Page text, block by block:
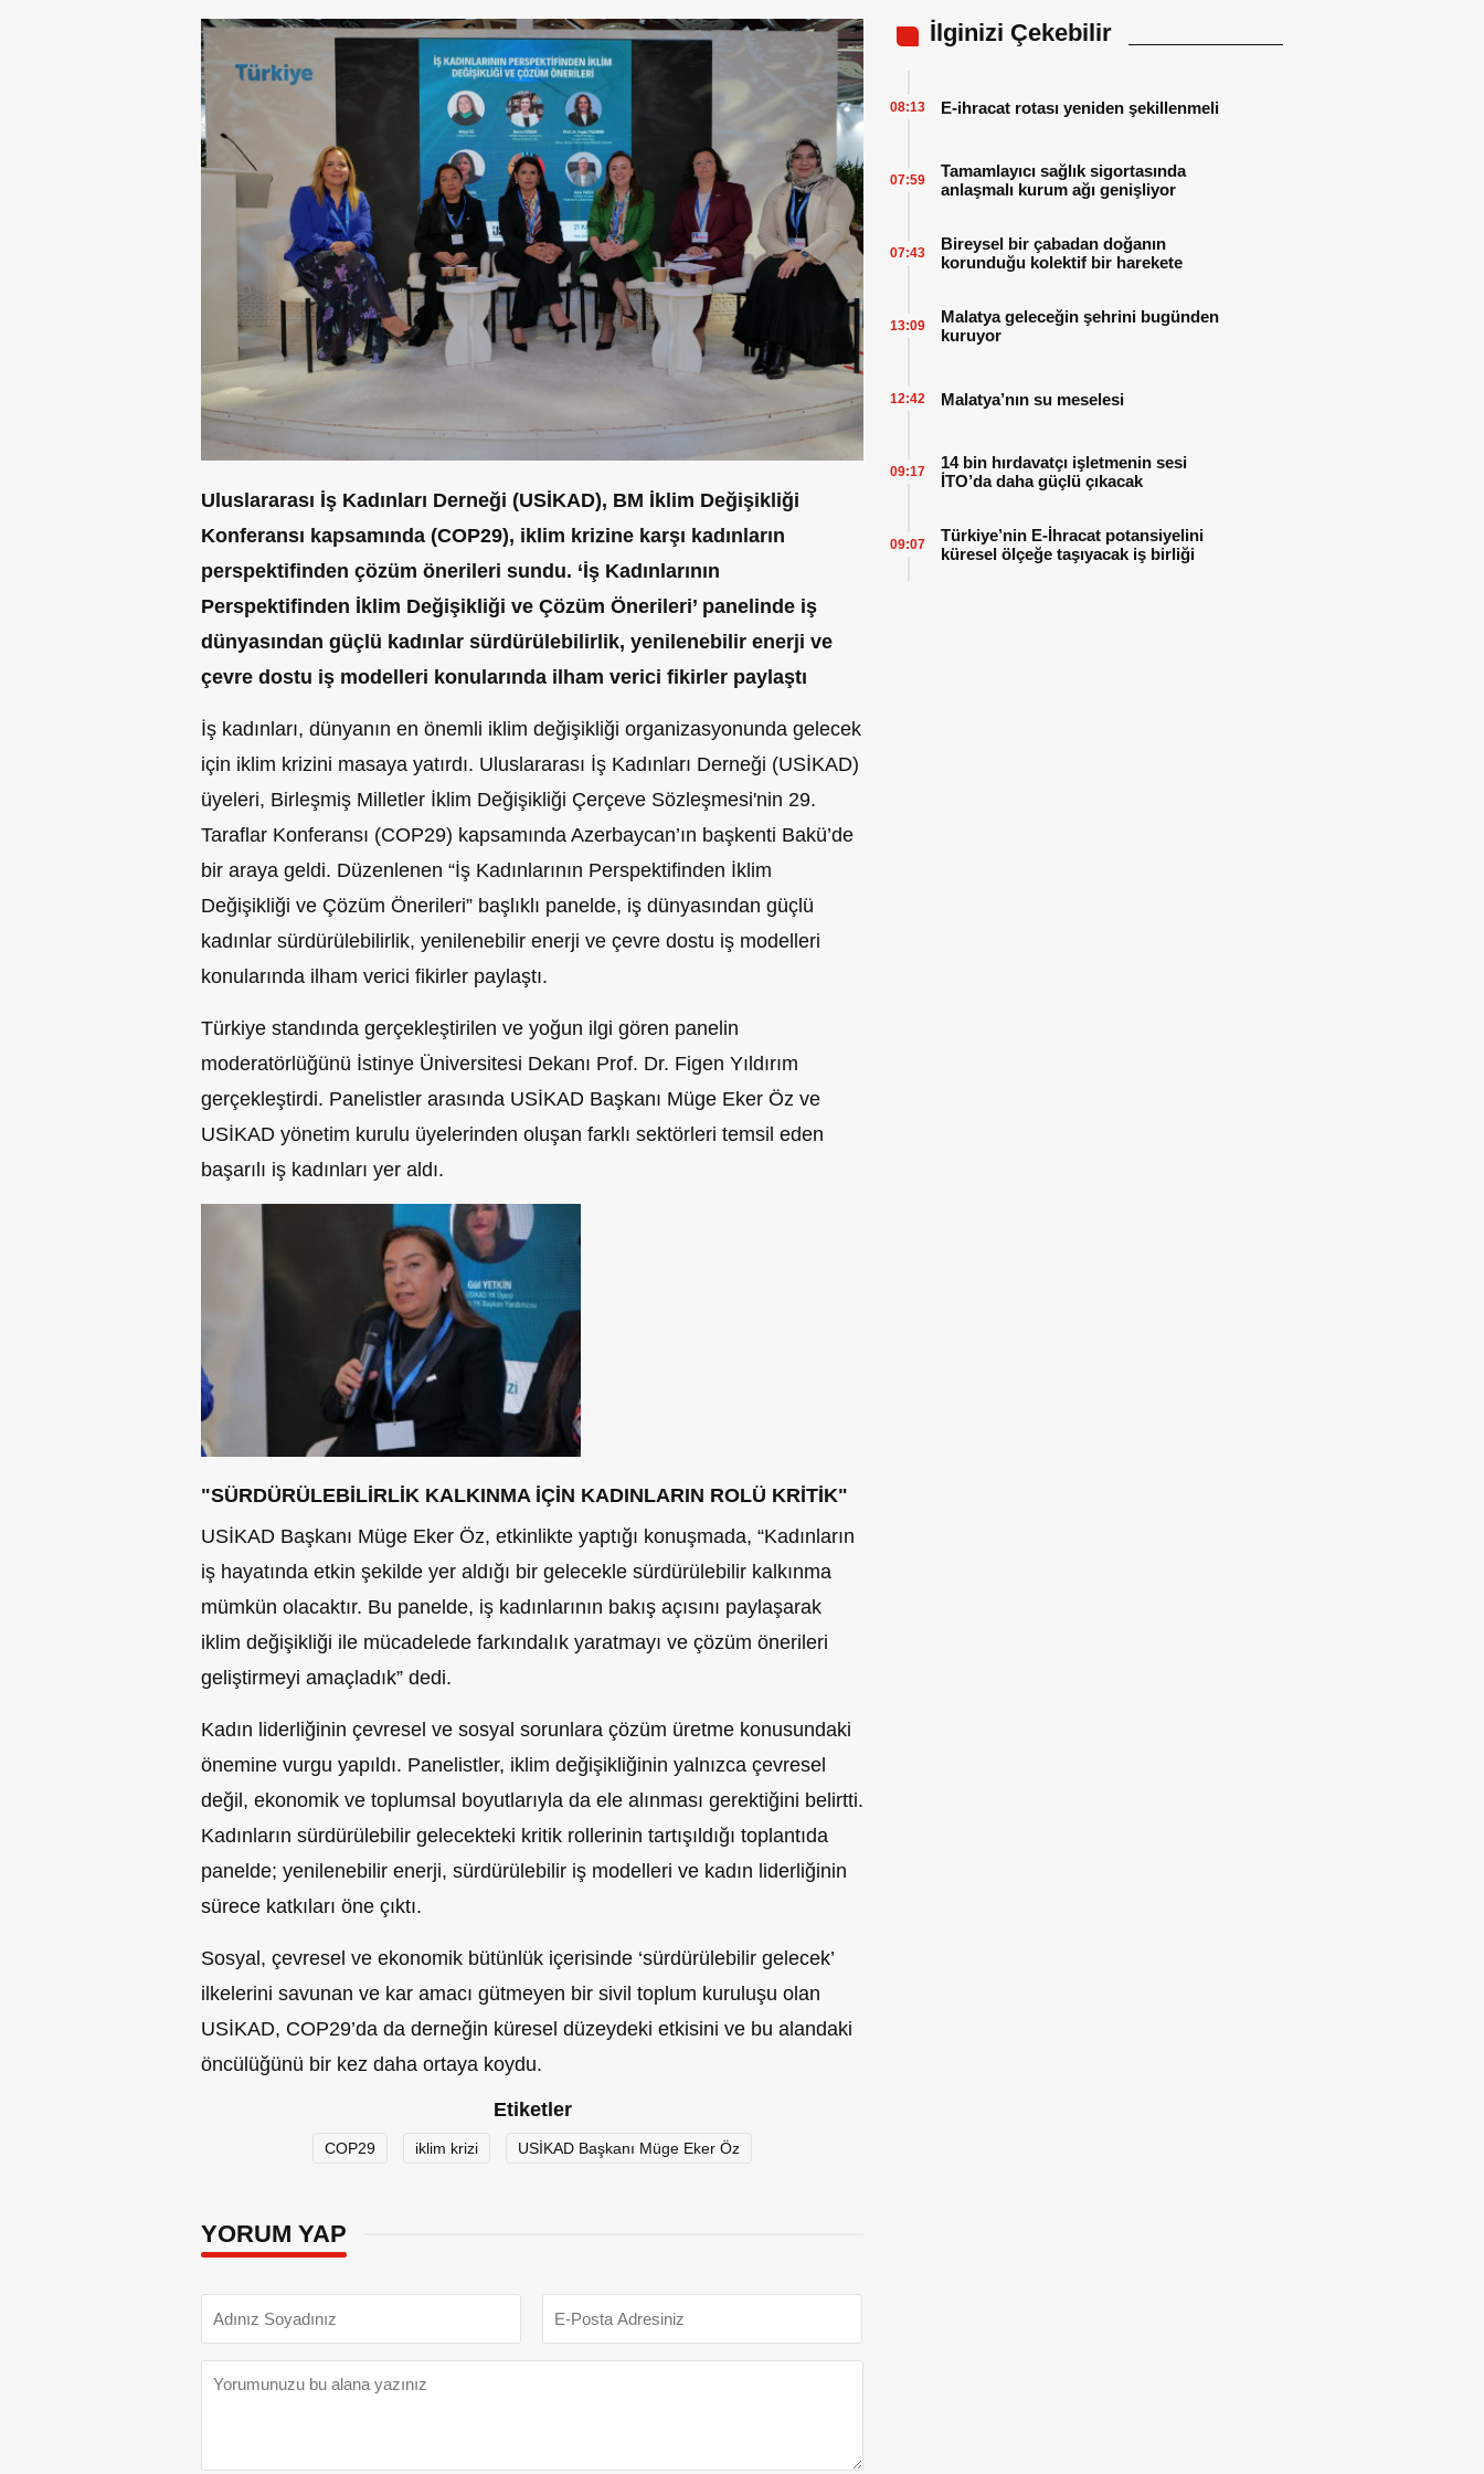
Uluslararası İş Kadınları Derneği (USİKAD), BM İklim Değişikliği
Konferansı kapsamında (COP29), iklim krizine karşı kadınların
perspektifinden çözüm önerileri sundu. ‘İş Kadınlarının
Perspektifinden İklim Değişikliği ve Çözüm Önerileri’ panelinde iş
dünyasından güçlü kadınlar sürdürülebilirlik, yenilenebilir enerji ve
çevre dostu iş modelleri konularında ilham verici fikirler paylaştı
İş kadınları, dünyanın en önemli iklim değişikliği organizasyonunda gelecek
için iklim krizini masaya yatırdı. Uluslararası İş Kadınları Derneği (USİKAD)
üyeleri, Birleşmiş Milletler İklim Değişikliği Çerçeve Sözleşmesi'nin 29.
Taraflar Konferansı (COP29) kapsamında Azerbaycan’ın başkenti Bakü’de
bir araya geldi. Düzenlenen “İş Kadınlarının Perspektifinden İklim
Değişikliği ve Çözüm Önerileri” başlıklı panelde, iş dünyasından güçlü
kadınlar sürdürülebilirlik, yenilenebilir enerji ve çevre dostu iş modelleri
konularında ilham verici fikirler paylaştı.
Türkiye standında gerçekleştirilen ve yoğun ilgi gören panelin
moderatörlüğünü İstinye Üniversitesi Dekanı Prof. Dr. Figen Yıldırım
gerçekleştirdi. Panelistler arasında USİKAD Başkanı Müge Eker Öz ve
USİKAD yönetim kurulu üyelerinden oluşan farklı sektörleri temsil eden
başarılı iş kadınları yer aldı.
"SÜRDÜRÜLEBİLİRLİK KALKINMA İÇİN KADINLARIN ROLÜ KRİTİK"
USİKAD Başkanı Müge Eker Öz, etkinlikte yaptığı konuşmada, “Kadınların
iş hayatında etkin şekilde yer aldığı bir gelecekle sürdürülebilir kalkınma
mümkün olacaktır. Bu panelde, iş kadınlarının bakış açısını paylaşarak
iklim değişikliği ile mücadelede farkındalık yaratmayı ve çözüm önerileri
geliştirmeyi amaçladık” dedi.
Kadın liderliğinin çevresel ve sosyal sorunlara çözüm üretme konusundaki
önemine vurgu yapıldı. Panelistler, iklim değişikliğinin yalnızca çevresel
değil, ekonomik ve toplumsal boyutlarıyla da ele alınması gerektiğini belirtti.
Kadınların sürdürülebilir gelecekteki kritik rollerinin tartışıldığı toplantıda
panelde; yenilenebilir enerji, sürdürülebilir iş modelleri ve kadın liderliğinin
sürece katkıları öne çıktı.
Sosyal, çevresel ve ekonomik bütünlük içerisinde ‘sürdürülebilir gelecek’
ilkelerini savunan ve kar amacı gütmeyen bir sivil toplum kuruluşu olan
USİKAD, COP29’da da derneğin küresel düzeydeki etkisini ve bu alandaki
öncülüğünü bir kez daha ortaya koydu.
Etiketler
COP29 iklim krizi USİKAD Başkanı Müge Eker Öz
YORUM YAP
İlginizi Çekebilir
E-ihracat rotası yeniden şekillenmeli
08:13
Tamamlayıcı sağlık sigortasında
anlaşmalı kurum ağı genişliyor
07:59
Bireysel bir çabadan doğanın
korunduğu kolektif bir harekete
07:43
Malatya geleceğin şehrini bugünden
kuruyor
13:09
Malatya’nın su meselesi
12:42
14 bin hırdavatçı işletmenin sesi
İTO’da daha güçlü çıkacak
09:17
Türkiye’nin E-İhracat potansiyelini
küresel ölçeğe taşıyacak iş birliği
09:07